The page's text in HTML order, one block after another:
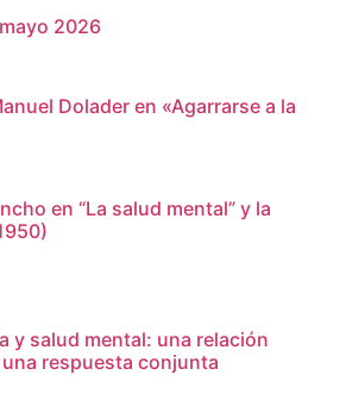
2026
Dolader en «Agarrarse a la
en “La salud mental” y la
y salud mental: una relación
respuesta conjunta